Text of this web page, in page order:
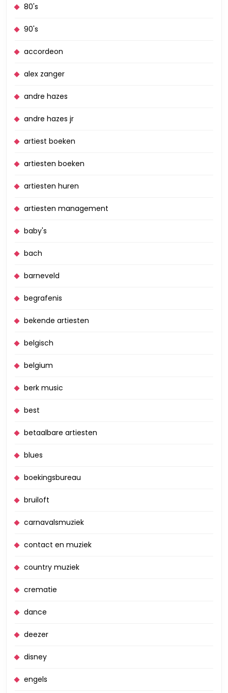
80's
90's
accordeon
alex zanger
andre hazes
andre hazes jr
artiest boeken
artiesten boeken
artiesten huren
artiesten management
baby's
bach
barneveld
begrafenis
bekende artiesten
belgisch
belgium
berk music
best
betaalbare artiesten
blues
boekingsbureau
bruiloft
carnavalsmuziek
contact en muziek
country muziek
crematie
dance
deezer
disney
engels